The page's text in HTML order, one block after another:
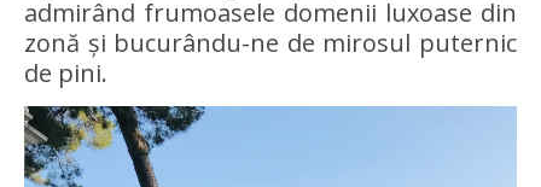
admirând frumoasele domenii luxoase din
zonă și bucurându-ne de mirosul puternic
de pini.